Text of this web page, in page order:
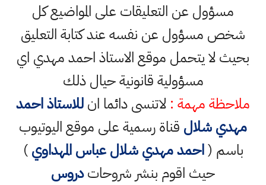
مسؤول عن التعليقات على المواضيع كل
شخص مسؤول عن نفسه عند كتابة التعليق
بحيث لا يتحمل موقع الاستاذ احمد مهدي اي
مسؤولية قانونية حيال ذلك
ملاحظة مهمة : لاتنسى دائما انللاستاذ احمد
مهدي شلال قناة رسمية على موقع اليوتيوب
باسم (احمد مهدي شلال عباس المهداوي)
حيث اقوم بنشر شروحاتدروس